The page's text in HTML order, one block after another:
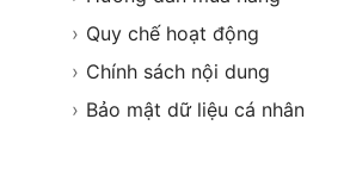
› Quy chế hoạt động
› Chính sách nội dung
› Bảo mật dữ liệu cá nhân